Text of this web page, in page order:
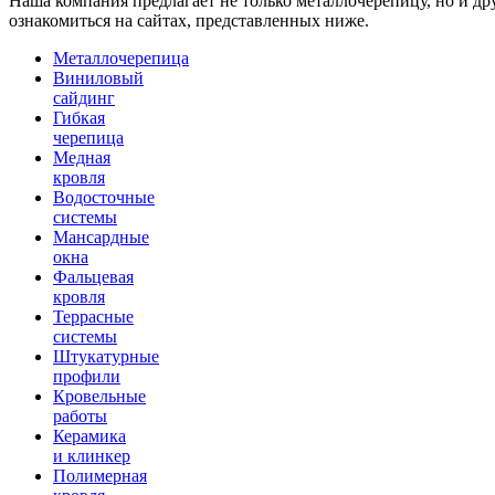
ознакомиться на сайтах, представленных ниже.
Металлочерепица
Виниловый
сайдинг
Гибкая
черепица
Медная
кровля
Водосточные
системы
Мансардные
окна
Фальцевая
кровля
Террасные
системы
Штукатурные
профили
Кровельные
работы
Керамика
и клинкер
Полимерная